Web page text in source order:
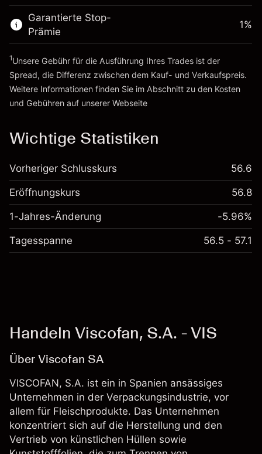
Zur Plattform
Positionsgröße mit Hebelwirkung
~€5,000.00
Geld aus Hebelwirkung ~
Zur Plattform
Garantierte Stop-
Prämie
1%
1Unsere Gebühr für die Ausführung Ihres Trades ist der
Spread, die Differenz zwischen dem Kauf- und Verkaufspreis.
Weitere Informationen finden Sie im Abschnitt zu den Kosten
und Gebühren auf unserer Webseite
Wichtige Statistiken
Vorheriger Schlusskurs 56.6
Eröffnungskurs 56.8
1-Jahres-Änderung -5.96%
Tagesspanne 56.5 - 57.1
Handeln Viscofan, S.A. - VIS
Über Viscofan SA
VISCOFAN, S.A. ist ein in Spanien ansässiges
Unternehmen in der Verpackungsindustrie, vor
allem für Fleischprodukte. Das Unternehmen
konzentriert sich auf die Herstellung und den
Vertrieb von künstlichen Hüllen sowie